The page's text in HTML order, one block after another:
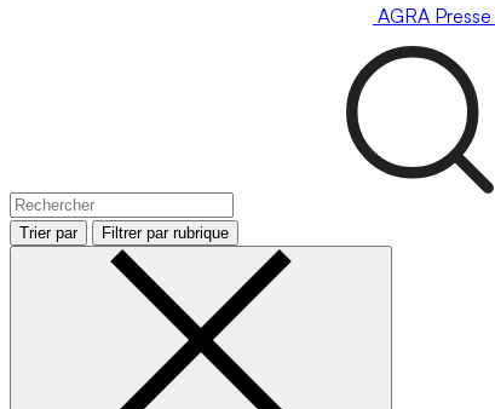
AGRA Presse
Trier par Filtrer par rubrique